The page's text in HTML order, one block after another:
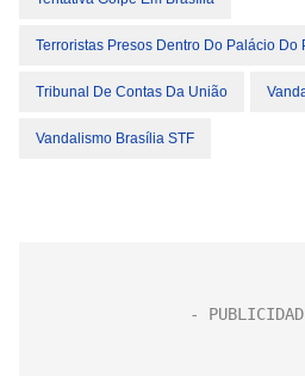
Terroristas Presos Dentro Do Palácio Do
Tribunal De Contas Da União
Vandalismo Brasília STF